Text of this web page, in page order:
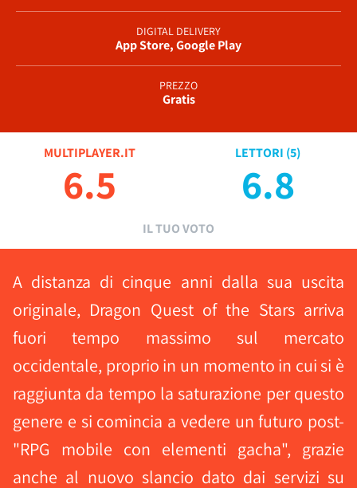
DIGITAL DELIVERY
App Store, Google Play
PREZZO
Gratis
MULTIPLAYER.IT
6.5
LETTORI (5)
6.8
IL TUO VOTO
A distanza di cinque anni dalla sua uscita
originale, Dragon Quest of the Stars arriva
fuori tempo massimo sul mercato
occidentale, proprio in un momento in cui si è
raggiunta da tempo la saturazione per questo
genere e si comincia a vedere un futuro post-
"RPG mobile con elementi gacha", grazie
anche al nuovo slancio dato dai servizi su